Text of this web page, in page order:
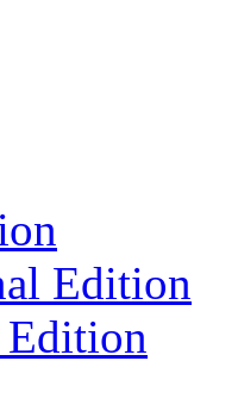
Edition
Edition